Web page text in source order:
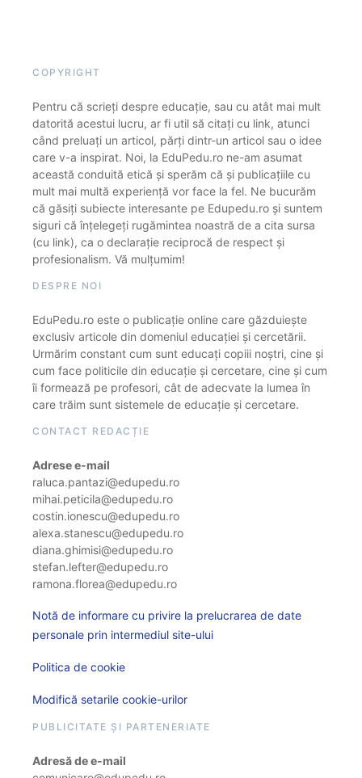
COPYRIGHT
Pentru că scrieți despre educație, sau cu atât mai mult
datorită acestui lucru, ar fi util să citați cu link, atunci
când preluați un articol, părți dintr-un articol sau o idee
care v-a inspirat. Noi, la EduPedu.ro ne-am asumat
această conduită etică și sperăm că și publicațiile cu
mult mai multă experiență vor face la fel. Ne bucurăm
că găsiți subiecte interesante pe Edupedu.ro și suntem
siguri că înțelegeți rugămintea noastră de a cita sursa
(cu link), ca o declarație reciprocă de respect și
profesionalism. Vă mulțumim!
DESPRE NOI
EduPedu.ro este o publicație online care găzduiește
exclusiv articole din domeniul educației și cercetării.
Urmărim constant cum sunt educați copiii noștri, cine și
cum face politicile din educație și cercetare, cine și cum
îi formează pe profesori, cât de adecvate la lumea în
care trăim sunt sistemele de educație și cercetare.
CONTACT REDACȚIE
Adrese e-mail
raluca.pantazi@edupedu.ro
mihai.peticila@edupedu.ro
costin.ionescu@edupedu.ro
alexa.stanescu@edupedu.ro
diana.ghimisi@edupedu.ro
stefan.lefter@edupedu.ro
ramona.florea@edupedu.ro
Notă de informare cu privire la prelucrarea de date
personale prin intermediul site-ului
Politica de cookie
Modifică setarile cookie-urilor
PUBLICITATE ȘI PARTENERIATE
Adresă de e-mail